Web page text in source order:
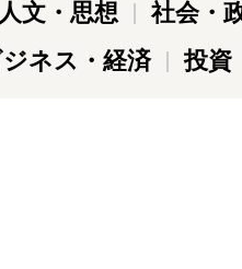
人文・思想
社会・
ジネス・経済 投資